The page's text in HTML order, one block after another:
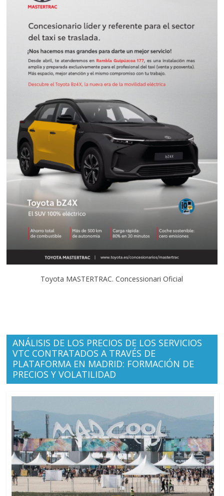
Toyota MASTERTRAC. Concessionari Oficial
ANÁLISIS DE LOS PRECIOS DE LOS SERVICIOS
VTC CONTRATADOS A TRAVÉS DE
PLATAFORMA EN MADRID: FORMACIÓN DE
PRECIOS Y VOLATILIDAD